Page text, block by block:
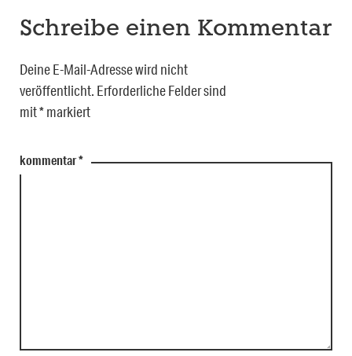
Schreibe einen Kommentar
Deine E-Mail-Adresse wird nicht
veröffentlicht. Erforderliche Felder sind
mit*markiert
kommentar*